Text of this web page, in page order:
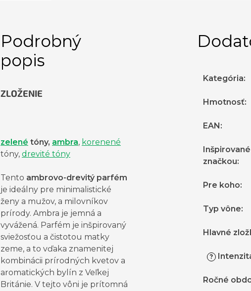
Podrobný
popis
ZLOŽENIE
zelené tóny, ambra, korenené
tóny, drevité tóny
Tento ambrovo-drevitý parfém
je ideálny pre minimalistické
ženy a mužov, a milovníkov
prírody. Ambra je jemná a
vyvážená. Parfém je inšpirovaný
sviežosťou a čistotou matky
zeme, a to vďaka znamenitej
kombinácii prírodných kvetov a
aromatických bylín z Veľkej
Británie. V tejto vôni je prítomná
Kategória:
Hmotnosť:
EAN :
Inšpirované
značkou:
Pre koho:
Typ vône:
Hlavné
?
Ročné